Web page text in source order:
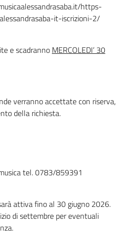
https-
it-iscrizioni-2/
e scadranno MERCOLEDI’ 30
verranno accettate con riserva,
della richiesta.
tel. 0783/859391
attiva fino al 30 giugno 2026.
di settembre per eventuali